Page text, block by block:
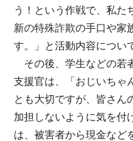
う！という作戦で、私た
新の特殊詐欺の手口や家
す。」と活動内容につい
その後、学生などの若
支援官は、「おじいちゃ
とも大切ですが、皆さん
加担しないように気を付
は、被害者から現金など